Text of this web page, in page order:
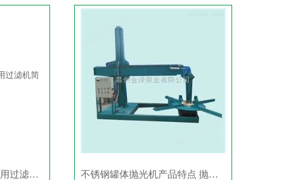
不锈钢304卫生级防爆酒用过滤机简介 不锈钢罐体抛光机产品特点 抛光机/磨光机